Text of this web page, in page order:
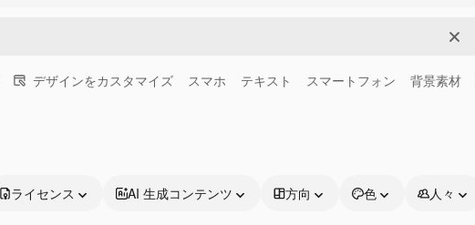
消去
デザインをカスタマイズ スマホ テキスト スマートフォン 背景素材
ライセンス AI 生成コンテンツ 方向 色 人々